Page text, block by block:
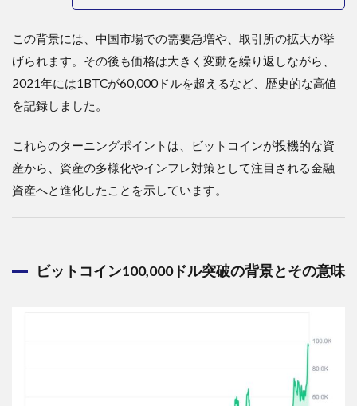
この背景には、中国市場での需要急増や、取引所の拡大が挙
げられます。その後も価格は大きく変動を繰り返しながら、
2021年には1BTCが60,000ドルを超えるなど、歴史的な高値
を記録しました。
これらのターニングポイントは、ビットコインが投機的な資
産から、資産の多様化やインフレ対策として注目される金融
資産へと進化したことを示しています。
ビットコイン100,000ドル突破の背景とその意味